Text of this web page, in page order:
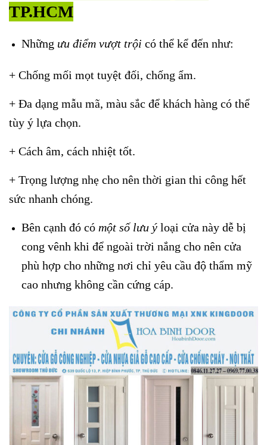
TP.HCM
Những ưu điểm vượt trội có thể kể đến như:
+ Chống mối mọt tuyệt đối, chống ẩm.
+ Đa dạng mẫu mã, màu sắc để khách hàng có thể
tùy ý lựa chọn.
+ Cách âm, cách nhiệt tốt.
+ Trọng lượng nhẹ cho nên thời gian thi công hết
sức nhanh chóng.
Bên cạnh đó có một số lưu ý loại cửa này dễ bị
cong vênh khi để ngoài trời nắng cho nên cửa
phù hợp cho những nơi chỉ yêu cầu độ thẩm mỹ
cao nhưng không cần cứng cáp.